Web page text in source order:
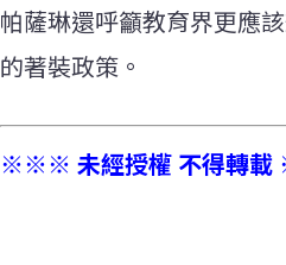
帕薩琳還呼籲教育界更應
的著裝政策。
※※※ 未經授權 不得轉